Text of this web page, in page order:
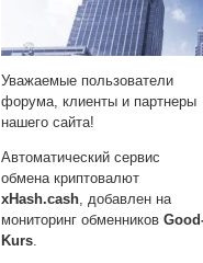
Уважаемые пользователи
форума, клиенты и партнеры
нашего сайта!
Автоматический сервис
обмена криптовалют
xHash.cash , добавлен на
мониторинг обменников
Kurs